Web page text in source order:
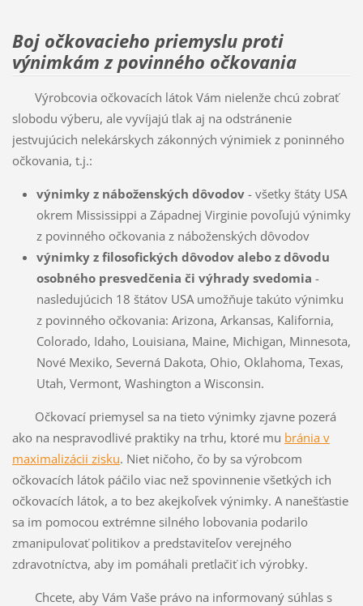
Boj očkovacieho priemyslu proti
výnimkám z povinného očkovania
Výrobcovia očkovacích látok Vám nielenže chcú zobrať
slobodu výberu, ale vyvíjajú tlak aj na odstránenie
jestvujúcich nelekárskych zákonných výnimiek z poninného
očkovania, t.j.:
výnimky z náboženských dôvodov- všetky štáty USA
okrem Mississippi a Západnej Virginie povoľujú výnimky
z povinného očkovania z náboženských dôvodov
výnimky z filosofických dôvodov alebo z dôvodu
osobného presvedčenia či výhrady svedomia -
nasledujúcich 18 štátov USA umožňuje takúto výnimku
z povinného očkovania: Arizona, Arkansas, Kalifornia,
Colorado, Idaho, Louisiana, Maine, Michigan, Minnesota,
Nové Mexiko, Severná Dakota, Ohio, Oklahoma, Texas,
Utah, Vermont, Washington a Wisconsin.
Očkovací priemysel sa na tieto výnimky zjavne pozerá
ako na nespravodlivé praktiky na trhu, ktoré mu bránia v
maximalizácii zisku. Niet ničoho, čo by sa výrobcom
očkovacích látok páčilo viac než spovinnenie všetkých ich
očkovacích látok, a to bez akejkoľvek výnimky. A nanešťastie
sa im pomocou extrémne silného lobovania podarilo
zmanipulovať politikov a predstaviteľov verejného
zdravotníctva, aby im pomáhali pretlačiť ich výrobky.
Chcete, aby Vám Vaše právo na informovaný súhlas s